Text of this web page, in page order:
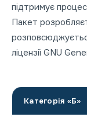
підтримує
Пакет
ліцензії GNU
Категорія «Б»